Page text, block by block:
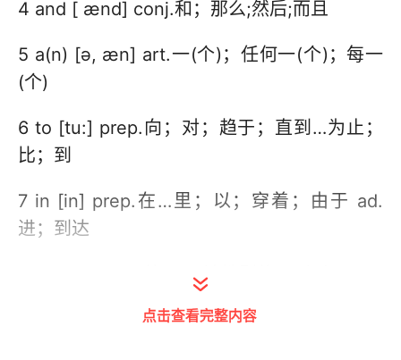
4 and [ ænd] conj.和；那么;然后;而且
5 a(n) [ə, æn] art.一(个)；任何一(个)；每一
(个)
6 to [tu:] prep.向；对；趋于；直到…为止；
比；到
7 in [in] prep.在…里；以；穿着；由于 ad.
进；到达
8 he [hi:] pron.他；(不论性别的)一个人
9 have [hæv] aux. v.已经 vt.有；进行；经
点击查看完整内容